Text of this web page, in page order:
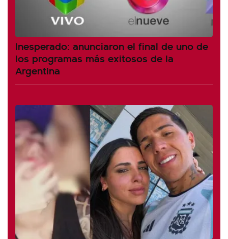
Inesperado: anunciaron el final de uno de
los programas más exitosos de la
Argentina